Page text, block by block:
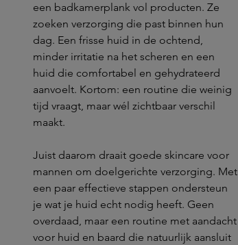
een badkamerplank vol producten. Ze
zoeken verzorging die past binnen hun
dag. Een frisse huid in de ochtend,
minder irritatie na het scheren en een
huid die comfortabel en gehydrateerd
aanvoelt. Kortom: een routine die weinig
tijd vraagt, maar wél zichtbaar verschil
maakt.
Juist daarom draait goede skincare voor
mannen om doelgerichte verzorging. Met
een paar effectieve stappen ondersteun
je wat je huid echt nodig heeft. Geen
overdaad, maar een routine met aandacht
voor huid en baard die natuurlijk aansluit